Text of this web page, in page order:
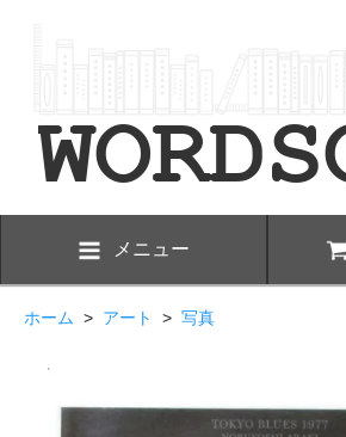
メニュー
ホーム > アート > 写真